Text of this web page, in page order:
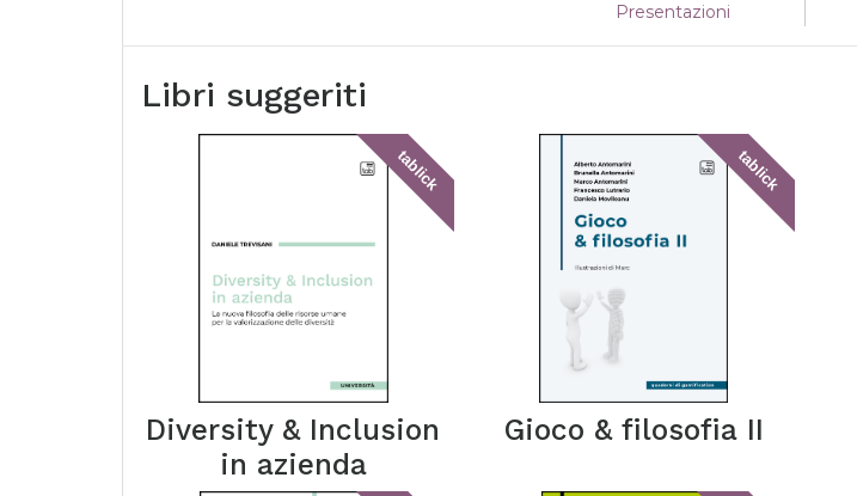
Presentazioni
Libri suggeriti
tablick
Diversity & Inclusion
in azienda
tablick
Gioco & filosofia II